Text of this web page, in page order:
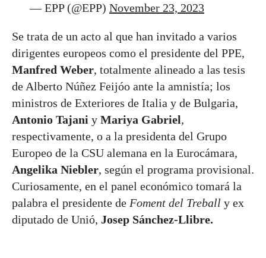
— EPP (@EPP) November 23, 2023
Se trata de un acto al que han invitado a varios
dirigentes europeos como el presidente del PPE,
Manfred Weber, totalmente alineado a las tesis
de Alberto Núñez Feijóo ante la amnistía; los
ministros de Exteriores de Italia y de Bulgaria,
Antonio Tajani y Mariya Gabriel,
respectivamente, o a la presidenta del Grupo
Europeo de la CSU alemana en la Eurocámara,
Angelika Niebler, según el programa provisional.
Curiosamente, en el panel económico tomará la
palabra el presidente de Foment del Treball y ex
diputado de Unió, Josep Sánchez-Llibre.